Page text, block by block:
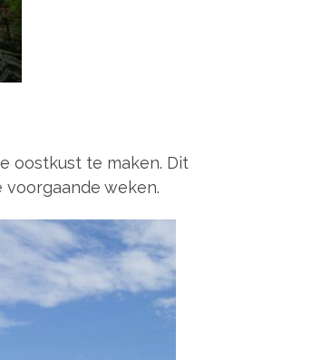
oostkust te maken. Dit
weken.